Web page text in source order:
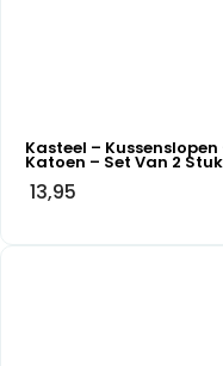
Kasteel –
Katoen – Set Van 2
13,95